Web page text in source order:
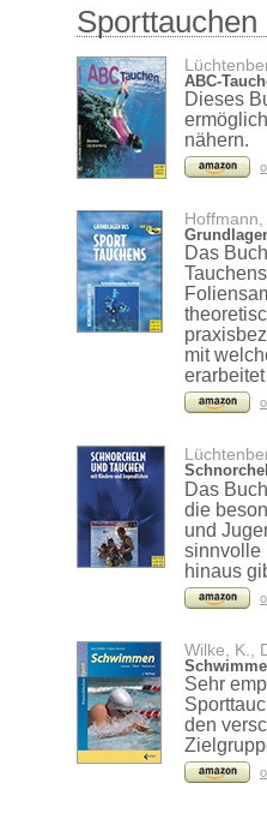
Sporttauchen
ABC-
Dieses
nähern.
Das
mit
Das
die
und
sinnvolle
hinaus
Wilke, K.,
Sehr
den